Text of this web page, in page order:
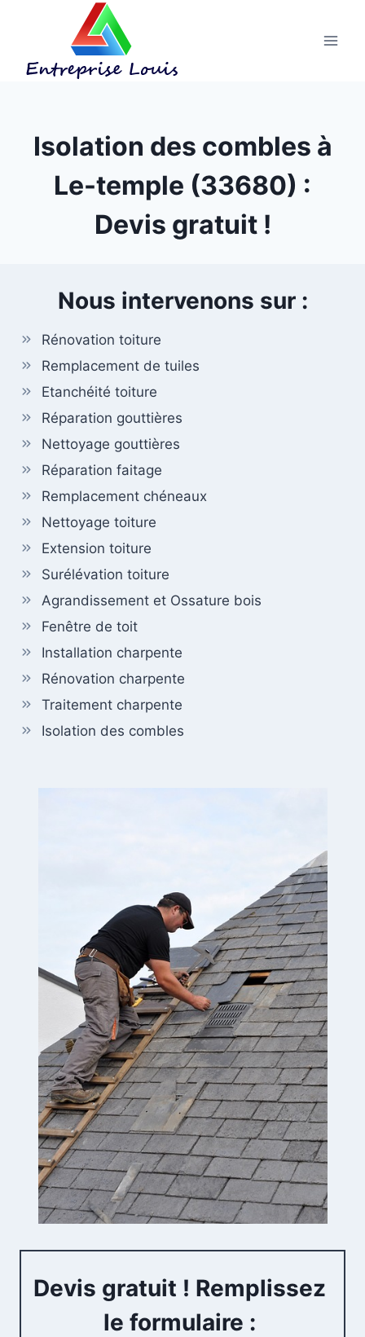
Isolation des combles à
Le-temple (33680) :
Devis gratuit !
Nous intervenons sur :
Rénovation toiture
Remplacement de tuiles
Etanchéité toiture
Réparation gouttières
Nettoyage gouttières
Réparation faitage
Remplacement chéneaux
Nettoyage toiture
Extension toiture
Surélévation toiture
Agrandissement et Ossature bois
Fenêtre de toit
Installation charpente
Rénovation charpente
Traitement charpente
Isolation des combles
Devis gratuit ! Remplissez
le formulaire :